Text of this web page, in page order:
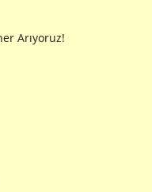
Arıyoruz!